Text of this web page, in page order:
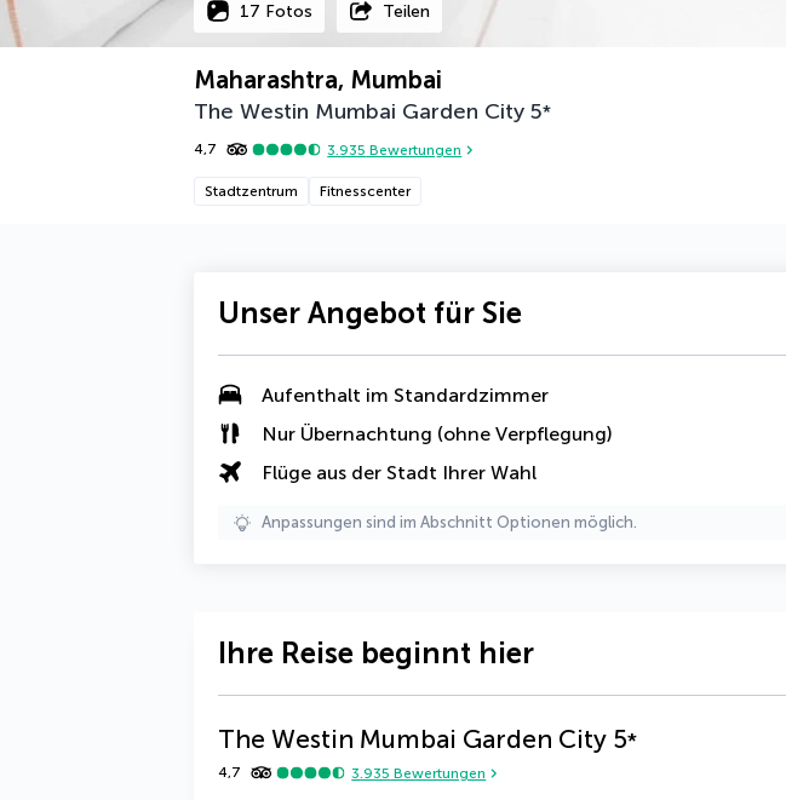
17 Fotos Teilen
Maharashtra, Mumbai
The Westin Mumbai Garden City 5*
4,7 3.935 Bewertungen
Stadtzentrum Fitnesscenter
Unser Angebot für Sie
Aufenthalt im Standardzimmer
Nur Übernachtung (ohne Verpflegung)
Flüge aus der Stadt Ihrer Wahl
Anpassungen sind im Abschnitt Optionen möglich.
Ihre Reise beginnt hier
The Westin Mumbai Garden City 5*
4,7 3.935 Bewertungen